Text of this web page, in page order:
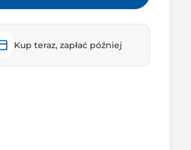
Kup teraz, zapłać później